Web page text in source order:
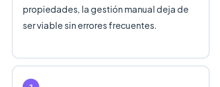
propiedades, la gestión manual deja de
ser viable sin errores frecuentes.